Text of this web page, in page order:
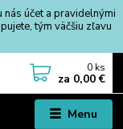
nás účet a pravidelnými
tým väčšiu zľavu
Menu
0 ks
za 0,00 €